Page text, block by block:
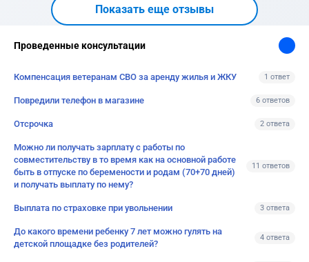
Показать еще отзывы
Проведенные консультации
Компенсация ветеранам СВО за аренду жилья и ЖКУ 1 ответ
Повредили телефон в магазине 6 ответов
Отсрочка 2 ответа
Можно ли получать зарплату с работы по
совместительству в то время как на основной работе
быть в отпуске по беремености и родам (70+70 дней)
и получать выплату по нему?
11 ответов
Выплата по страховке при увольнении 3 ответа
До какого времени ребенку 7 лет можно гулять на
детской площадке без родителей?
4 ответа